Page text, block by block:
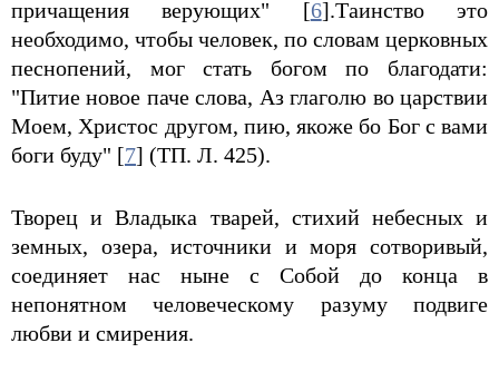
причащения верующих" [6].Таинство это
необходимо, чтобы человек, по словам церковных
песнопений, мог стать богом по благодати:
"Питие новое паче слова, Аз глаголю во царствии
Моем, Христос другом, пию, якоже бо Бог с вами
боги буду" [7] (ТП. Л. 425).
Творец и Владыка тварей, стихий небесных и
земных, озера, источники и моря сотворивый,
соединяет нас ныне с Собой до конца в
непонятном человеческому разуму подвиге
любви и смирения.